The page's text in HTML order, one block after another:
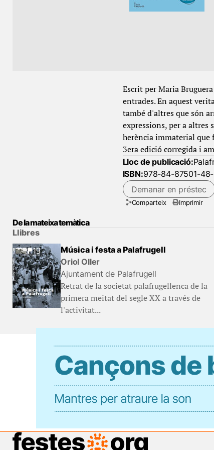
Escrit per Maria
entrades. En aquest
també d'altres que són
expressions, per a altres
herència immaterial que
3era edició corregida i
Lloc de publicació:
ISBN:978-84-87501-
Demanar en préstec
Comparteix Imprimir
De la mateixa temàtica
Llibres
Música i festa a Palafrugell
Oriol Oller
Ajuntament de Palafrugell
Retrat de la societat palafrugellenca de la
primera meitat del segle XX a través de
l'activitat...